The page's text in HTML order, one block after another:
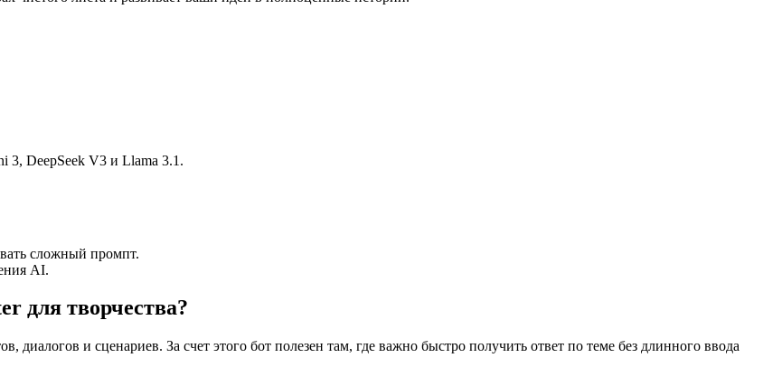
3, DeepSeek V3 и Llama 3.1.
сложный промпт.
AI.
для творчества?
диалогов и сценариев. За счет этого бот полезен там, где важно быстро получить ответ по теме без длинного ввода